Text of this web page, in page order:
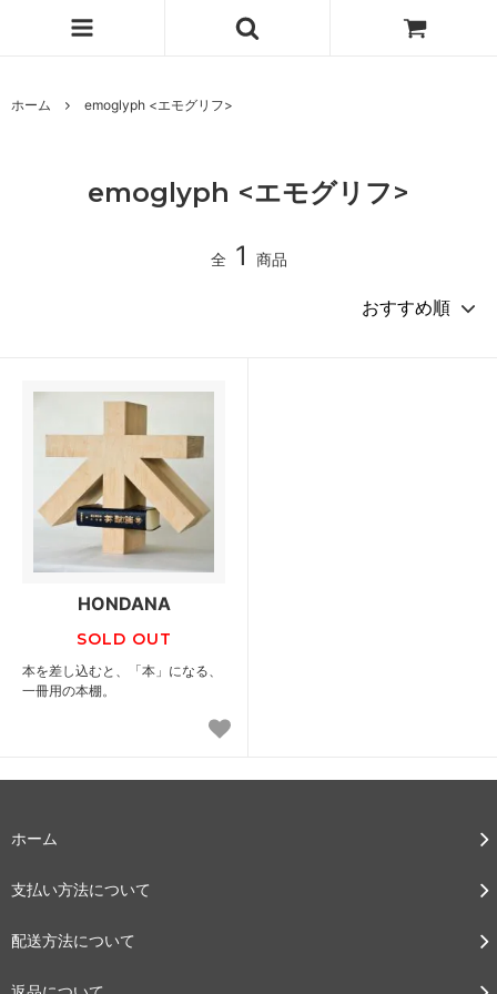
ホーム emoglyph <エモグリフ>
emoglyph <エモグリフ>
全 1 商品
HONDANA
SOLD OUT
本を差し込むと、「本」になる、
一冊用の本棚。
ホーム
支払い方法について
配送方法について